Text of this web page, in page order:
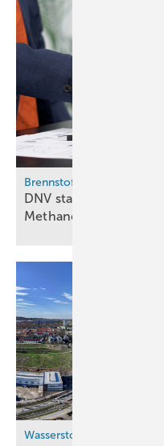
Brennstoffhandel
DNV startet
Methanol in EU und
Wasserstoffkraftwerke